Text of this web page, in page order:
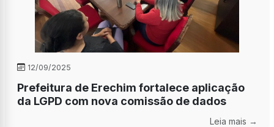
12/09/2025
Prefeitura de Erechim fortalece aplicação
da LGPD com nova comissão de dados
Leia mais →